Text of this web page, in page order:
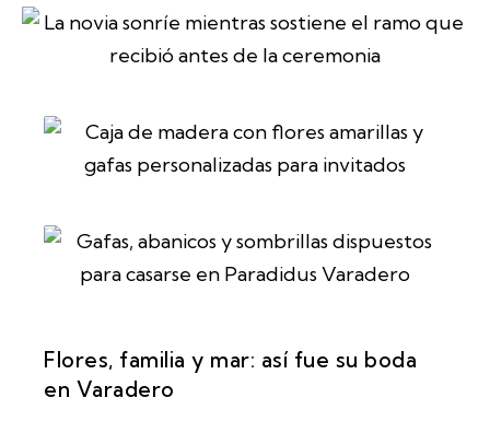
Flores, familia y mar: así fue su boda
en Varadero